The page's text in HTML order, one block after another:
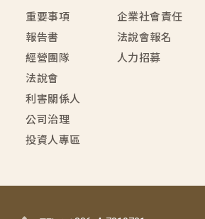
重要事項
報告書
經營團隊
法說會
利害關係人
公司治理
投資人專區
企業社會責任
法說會報名
人力招募